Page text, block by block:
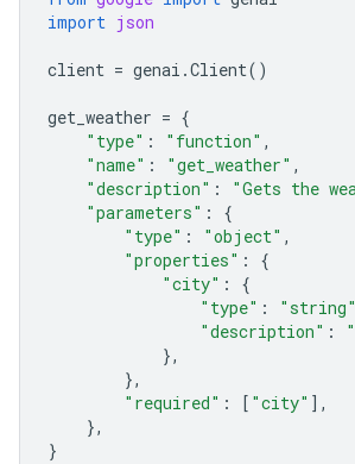
import json
client = genai .Client()
get_weather = {
"type" : "function" ,
"name" : "get_weather" ,
"description" :
"Gets the
"parameters" :
{
"type" : "object" ,
"properties" :
{
"city" :
{
"type" : "string"
"description" :
},
},
"required" : [ "city" ],
},
}